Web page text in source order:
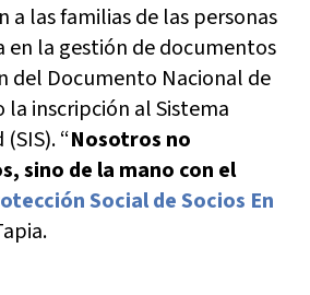
a las familias de las personas
en la gestión de documentos
del Documento Nacional de
inscripción al Sistema
“Nosotros no
sino de la mano con el
Social de Socios En